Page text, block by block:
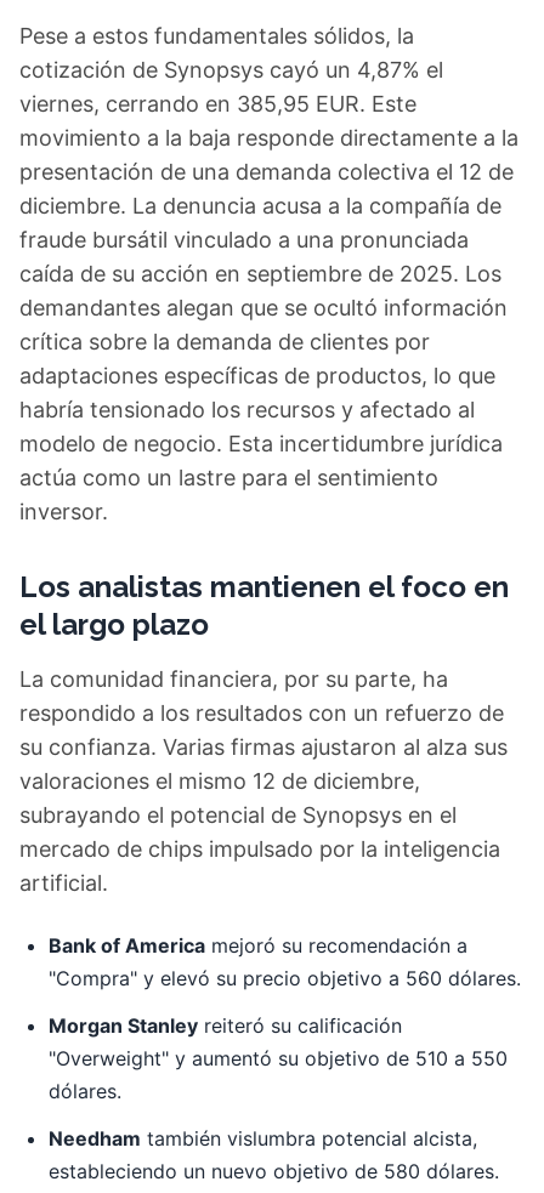
Pese a estos fundamentales sólidos, la
cotización de Synopsys cayó un 4,87% el
viernes, cerrando en 385,95 EUR. Este
movimiento a la baja responde directamente a la
presentación de una demanda colectiva el 12 de
diciembre. La denuncia acusa a la compañía de
fraude bursátil vinculado a una pronunciada
caída de su acción en septiembre de 2025. Los
demandantes alegan que se ocultó información
crítica sobre la demanda de clientes por
adaptaciones específicas de productos, lo que
habría tensionado los recursos y afectado al
modelo de negocio. Esta incertidumbre jurídica
actúa como un lastre para el sentimiento
inversor.
Los analistas mantienen el foco en
el largo plazo
La comunidad financiera, por su parte, ha
respondido a los resultados con un refuerzo de
su confianza. Varias firmas ajustaron al alza sus
valoraciones el mismo 12 de diciembre,
subrayando el potencial de Synopsys en el
mercado de chips impulsado por la inteligencia
artificial.
Bank of America mejoró su recomendación a
"Compra" y elevó su precio objetivo a 560 dólares.
Morgan Stanley reiteró su calificación
"Overweight" y aumentó su objetivo de 510 a 550
dólares.
Needham también vislumbra potencial alcista,
estableciendo un nuevo objetivo de 580 dólares.